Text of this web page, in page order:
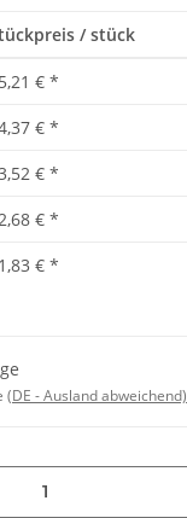
/ stück
€ *
€ *
€ *
€ *
€ *
(DE - Ausland abweichend)